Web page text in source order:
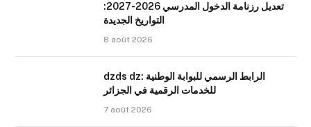
تعديل رزنامة الدخول المدرسي 2026-2027:
التواريخ الجديدة
8 août 2026
dzds dz: الرابط الرسمي للبوابة الوطنية
للخدمات الرقمية في الجزائر
7 août 2026